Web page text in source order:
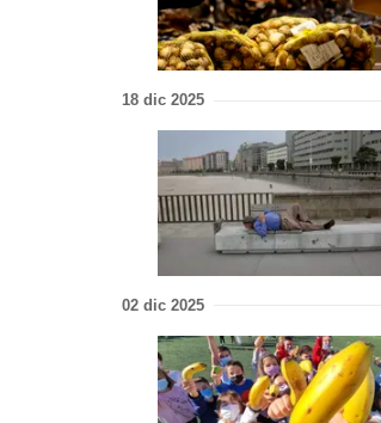
18 dic 2025
02 dic 2025